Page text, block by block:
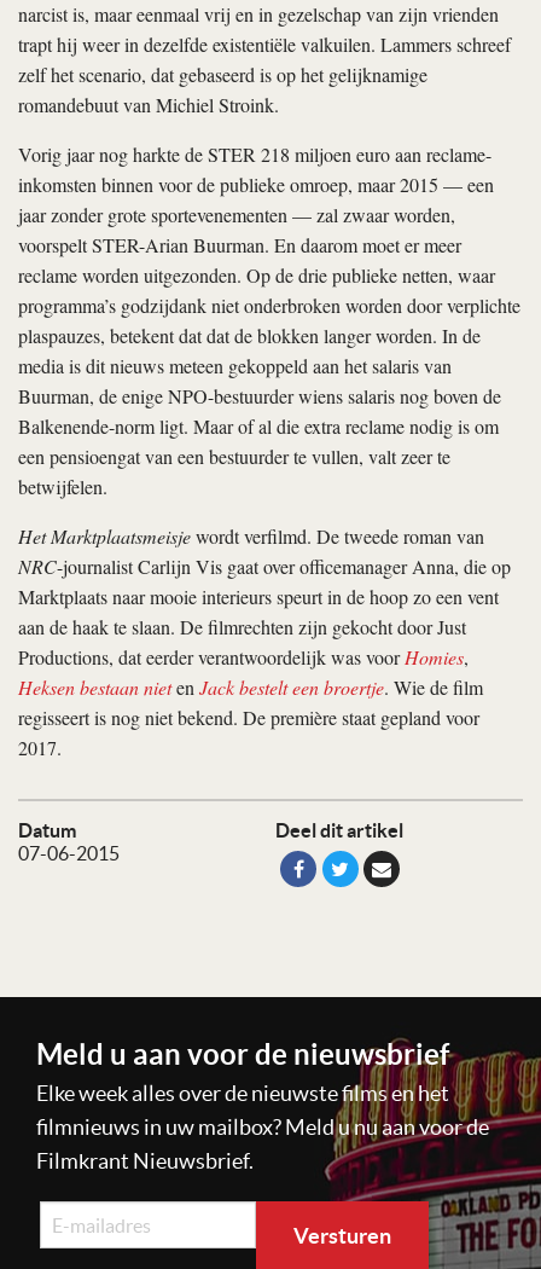
Datum
07-06-2015
Deel dit artikel
narcist is, maar eenmaal vrij en in gezelschap van zijn vrienden
trapt hij weer in dezelfde existentiële valkuilen. Lammers schreef
zelf het scenario, dat gebaseerd is op het gelijknamige
romandebuut van Michiel Stroink.
Vorig jaar nog harkte de STER 218 miljoen euro aan reclame-
inkomsten binnen voor de publieke omroep, maar 2015 — een
jaar zonder grote sportevenementen — zal zwaar worden,
voorspelt STER-Arian Buurman. En daarom moet er meer
reclame worden uitgezonden. Op de drie publieke netten, waar
programma’s godzijdank niet onderbroken worden door verplichte
plaspauzes, betekent dat dat de blokken langer worden. In de
media is dit nieuws meteen gekoppeld aan het salaris van
Buurman, de enige NPO-bestuurder wiens salaris nog boven de
Balkenende-norm ligt. Maar of al die extra reclame nodig is om
een pensioengat van een bestuurder te vullen, valt zeer te
betwijfelen.
Het Marktplaatsmeisjewordt verfilmd. De tweede roman van
NRC-journalist Carlijn Vis gaat over officemanager Anna, die op
Marktplaats naar mooie interieurs speurt in de hoop zo een vent
aan de haak te slaan. De filmrechten zijn gekocht door Just
Productions, dat eerder verantwoordelijk was voorHomies,
Heksen bestaan nietenJack bestelt een broertje. Wie de film
regisseert is nog niet bekend. De première staat gepland voor
2017.
Meld u aan voor de nieuwsbrief
Elke week alles over de nieuwste films en het
filmnieuws in uw mailbox? Meld u nu aan voor de
Filmkrant Nieuwsbrief.